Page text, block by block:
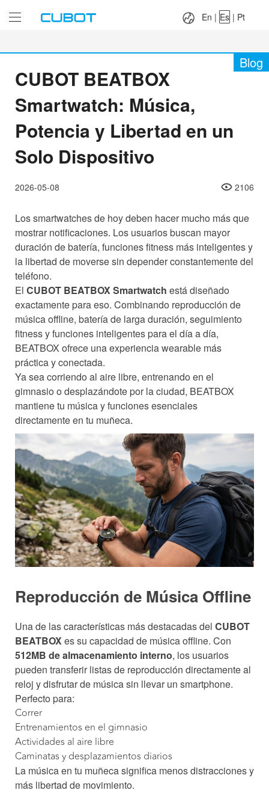
Pt
En | Es | Pt
Blog
CUBOT BEATBOX
Smartwatch: Música,
Potencia y Libertad en un
Solo Dispositivo
2026-05-08 2106
Los smartwatches de hoy deben hacer mucho más que
mostrar notificaciones. Los usuarios buscan mayor
duración de batería, funciones fitness más inteligentes y
la libertad de moverse sin depender constantemente del
teléfono.
El CUBOT BEATBOX Smartwatch está diseñado
exactamente para eso. Combinando reproducción de
música offline, batería de larga duración, seguimiento
fitness y funciones inteligentes para el día a día,
BEATBOX ofrece una experiencia wearable más
práctica y conectada.
Ya sea corriendo al aire libre, entrenando en el
gimnasio o desplazándote por la ciudad, BEATBOX
mantiene tu música y funciones esenciales
directamente en tu muñeca.
Reproducción de Música Offline
Una de las características más destacadas del CUBOT
BEATBOXes su capacidad de música offline. Con
512MB de almacenamiento interno, los usuarios
pueden transferir listas de reproducción directamente al
reloj y disfrutar de música sin llevar un smartphone.
Perfecto para:
Correr
Entrenamientos en el gimnasio
Actividades al aire libre
Caminatas y desplazamientos diarios
La música en tu muñeca significa menos distracciones y
más libertad de movimiento.